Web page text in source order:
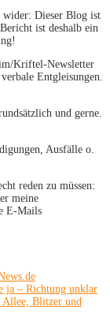
wider: Dieser Blog ist
ist deshalb ein
Kriftel-Newsletter
Entgleisungen.
und gerne.
Ausfälle o.
reden zu müssen:
meine
E-Mails
ja – Richtung unklar
Allee, Blitzer und